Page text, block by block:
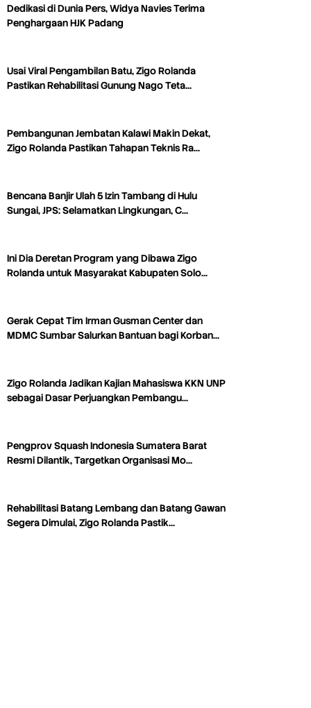
Dedikasi di Dunia Pers, Widya Navies Terima
Penghargaan HJK Padang
Usai Viral Pengambilan Batu, Zigo Rolanda
Pastikan Rehabilitasi Gunung Nago Teta…
Pembangunan Jembatan Kalawi Makin Dekat,
Zigo Rolanda Pastikan Tahapan Teknis Ra…
Bencana Banjir Ulah 5 Izin Tambang di Hulu
Sungai, JPS: Selamatkan Lingkungan, C…
Ini Dia Deretan Program yang Dibawa Zigo
Rolanda untuk Masyarakat Kabupaten Solo…
Gerak Cepat Tim Irman Gusman Center dan
MDMC Sumbar Salurkan Bantuan bagi Korban…
Zigo Rolanda Jadikan Kajian Mahasiswa KKN UNP
sebagai Dasar Perjuangkan Pembangu…
Pengprov Squash Indonesia Sumatera Barat
Resmi Dilantik, Targetkan Organisasi Mo…
Rehabilitasi Batang Lembang dan Batang Gawan
Segera Dimulai, Zigo Rolanda Pastik…